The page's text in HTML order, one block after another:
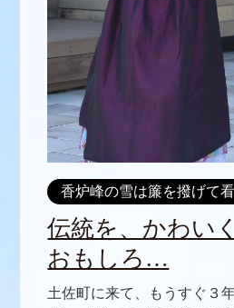
香炉峰の雪は簾を撥げて
伝統を、かわい
おもしろ…
土佐町に来て、もうすぐ３